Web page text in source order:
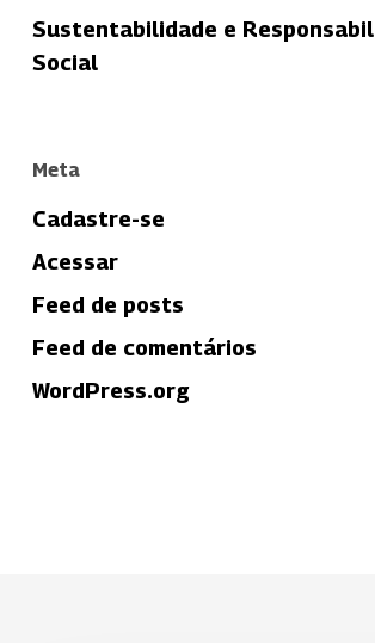
Sustentabilidade e
Social
Meta
Cadastre-se
Acessar
Feed de posts
Feed de comentários
WordPress.org